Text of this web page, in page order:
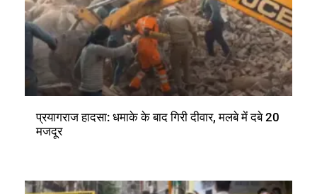
प्रयागराज हादसा: धमाके के बाद गिरी दीवार, मलबे में दबे 20
मजदूर